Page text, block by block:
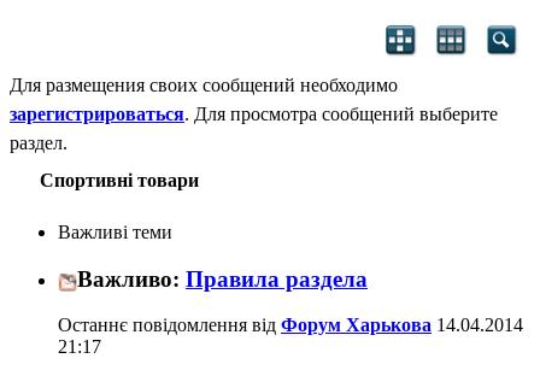
Для размещения своих сообщений необходимо
зарегистрироваться. Для просмотра сообщений выберите
раздел.
Спортивні товари
Важливі теми
Важливо: Правила раздела
Останнє повідомлення від Форум Харькова 14.04.2014
21:17